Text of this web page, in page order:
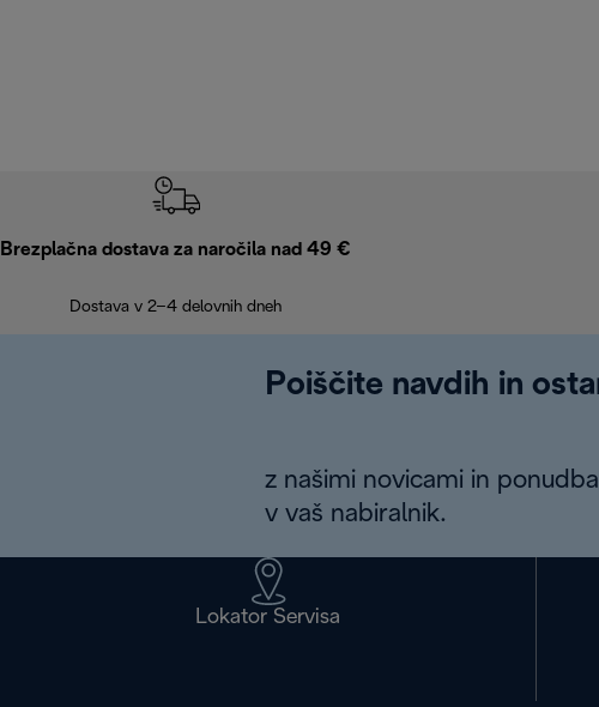
Brezplačna dostava za naročila nad 49 €
Dostava v 2–4 delovnih dneh
Poiščite navdih in
z našimi novicami in
v vaš nabiralnik.
Lokator Servisa